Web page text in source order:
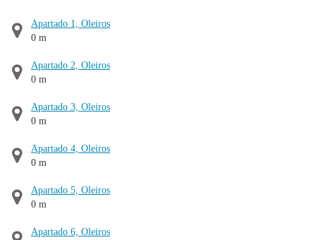
Apartado 1, Oleiros
0 m
Apartado 2, Oleiros
0 m
Apartado 3, Oleiros
0 m
Apartado 4, Oleiros
0 m
Apartado 5, Oleiros
0 m
Apartado 6, Oleiros